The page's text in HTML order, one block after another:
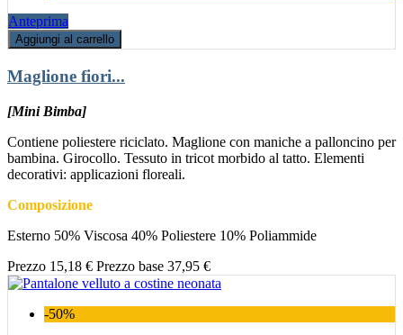
Anteprima
Aggiungi al carrello
Maglione fiori...
[Mini Bimba]
Contiene poliestere riciclato. Maglione con maniche a palloncino per
bambina. Girocollo. Tessuto in tricot morbido al tatto. Elementi
decorativi: applicazioni floreali.
Composizione
Esterno 50% Viscosa 40% Poliestere 10% Poliammide
Prezzo 15,18 € Prezzo base 37,95 €
-50%